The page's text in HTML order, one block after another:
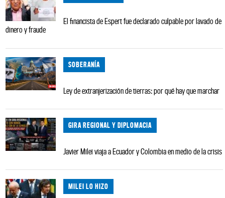
El financista de Espert fue declarado culpable por lavado de
dinero y fraude
SOBERANÍA
Ley de extranjerización de tierras: por qué hay que marchar
GIRA REGIONAL Y DIPLOMACIA
Javier Milei viaja a Ecuador y Colombia en medio de la crisis
MILEI LO HIZO